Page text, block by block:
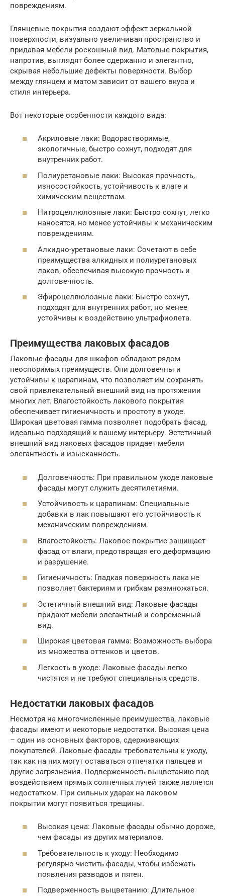
повреждениям.
Глянцевые покрытия создают эффект зеркальной
поверхности, визуально увеличивая пространство и
придавая мебели роскошный вид. Матовые покрытия,
напротив, выглядят более сдержанно и элегантно,
скрывая небольшие дефекты поверхности. Выбор
между глянцем и матом зависит от вашего вкуса и
стиля интерьера.
Вот некоторые особенности каждого вида:
Акриловые лаки: Водорастворимые,
экологичные, быстро сохнут, подходят для
внутренних работ.
Полиуретановые лаки: Высокая прочность,
износостойкость, устойчивость к влаге и
химическим веществам.
Нитроцеллюлозные лаки: Быстро сохнут, легко
наносятся, но менее устойчивы к механическим
повреждениям.
Алкидно-уретановые лаки: Сочетают в себе
преимущества алкидных и полиуретановых
лаков, обеспечивая высокую прочность и
долговечность.
Эфироцеллюлозные лаки: Быстро сохнут,
подходят для внутренних работ, но менее
устойчивы к воздействию ультрафиолета.
Преимущества лаковых фасадов
Лаковые фасады для шкафов обладают рядом
неоспоримых преимуществ. Они долговечны и
устойчивы к царапинам, что позволяет им сохранять
свой привлекательный внешний вид на протяжении
многих лет. Влагостойкость лакового покрытия
обеспечивает гигиеничность и простоту в уходе.
Широкая цветовая гамма позволяет подобрать фасад,
идеально подходящий к вашему интерьеру. Эстетичный
внешний вид лаковых фасадов придает мебели
элегантность и изысканность.
Долговечность: При правильном уходе лаковые
фасады могут служить десятилетиями.
Устойчивость к царапинам: Специальные
добавки в лак повышают его устойчивость к
механическим повреждениям.
Влагостойкость: Лаковое покрытие защищает
фасад от влаги, предотвращая его деформацию
и разрушение.
Гигиеничность: Гладкая поверхность лака не
позволяет бактериям и грибкам размножаться.
Эстетичный внешний вид: Лаковые фасады
придают мебели элегантный и современный
вид.
Широкая цветовая гамма: Возможность выбора
из множества оттенков и цветов.
Легкость в уходе: Лаковые фасады легко
чистятся и не требуют специальных средств.
Недостатки лаковых фасадов
Несмотря на многочисленные преимущества, лаковые
фасады имеют и некоторые недостатки. Высокая цена
– один из основных факторов, сдерживающих
покупателей. Лаковые фасады требовательны к уходу,
так как на них могут оставаться отпечатки пальцев и
другие загрязнения. Подверженность выцветанию под
воздействием прямых солнечных лучей также является
недостатком. При сильных ударах на лаковом
покрытии могут появиться трещины.
Высокая цена: Лаковые фасады обычно дороже,
чем фасады из других материалов.
Требовательность к уходу: Необходимо
регулярно чистить фасады, чтобы избежать
появления разводов и пятен.
Подверженность выцветанию: Длительное